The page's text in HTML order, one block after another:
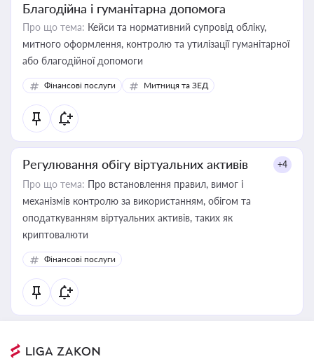
Благодійна і гуманітарна допомога
Про що тема: Кейси та нормативний супровід обліку,
митного оформлення, контролю та утилізації гуманітарної
або благодійної допомоги
Фінансові послуги Митниця та ЗЕД
Регулювання обігу віртуальних активів +4
Про що тема: Про встановлення правил, вимог і
механізмів контролю за використанням, обігом та
оподаткуванням віртуальних активів, таких як
криптовалюти
Фінансові послуги